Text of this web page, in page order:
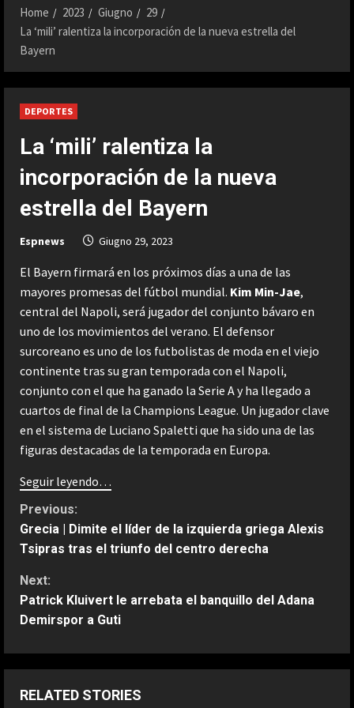
Home 2023 Giugno
29
La ‘mili’ ralentiza la incorporación de la nueva estrella del
Bayern
DEPORTES
La ‘mili’ ralentiza la
incorporación de la nueva
estrella del Bayern
Espnews Giugno 29, 2023
El Bayern firmará en los próximos días a una de las
mayores promesas del fútbol mundial. Kim Min-Jae,
central del Napoli, será jugador del conjunto bávaro en
uno de los movimientos del verano. El defensor
surcoreano es uno de los futbolistas de moda en el viejo
continente tras su gran temporada con el Napoli,
conjunto con el que ha ganado la Serie A y ha llegado a
cuartos de final de la Champions League. Un jugador clave
en el sistema de Luciano Spaletti que ha sido una de las
figuras destacadas de la temporada en Europa.
Seguir leyendo…
C
o
n
t
i
Previous:
Grecia | Dimite el líder de la izquierda griega Alexis
Tsipras tras el triunfo del centro derecha
Next:
Patrick Kluivert le arrebata el banquillo del Adana
Demirspor a Guti
RELATED STORIES
ESPAÑA
La idea de Verstappen que quiere
copiar de Alonso: “Es una fuente de